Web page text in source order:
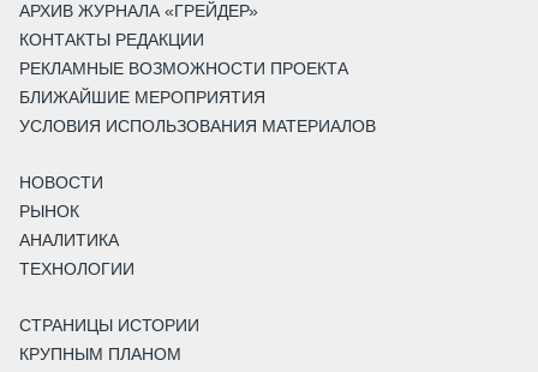
АРХИВ ЖУРНАЛА «ГРЕЙДЕР»
КОНТАКТЫ РЕДАКЦИИ
РЕКЛАМНЫЕ ВОЗМОЖНОСТИ ПРОЕКТА
БЛИЖАЙШИЕ МЕРОПРИЯТИЯ
УСЛОВИЯ ИСПОЛЬЗОВАНИЯ МАТЕРИАЛОВ
НОВОСТИ
РЫНОК
АНАЛИТИКА
ТЕХНОЛОГИИ
СТРАНИЦЫ ИСТОРИИ
КРУПНЫМ ПЛАНОМ